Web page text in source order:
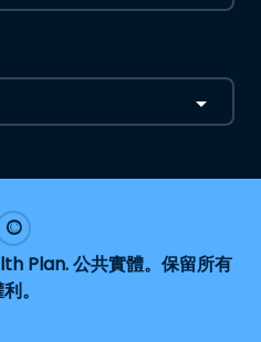
Plan. 公共實體。保留所有
。